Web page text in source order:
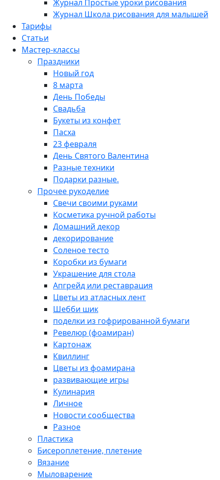
Журнал Простые уроки рисования
Журнал Школа рисования для малышей
Тарифы
Статьи
Мастер-классы
Праздники
Новый год
8 марта
День Победы
Свадьба
Букеты из конфет
Пасха
23 февраля
День Святого Валентина
Разные техники
Подарки разные.
Прочее рукоделие
Свечи своими руками
Косметика ручной работы
Домашний декор
декорирование
Соленое тесто
Коробки из бумаги
Украшение для стола
Апгрейд или реставрация
Цветы из атласных лент
Шебби шик
поделки из гофрированной бумаги
Ревелюр (фоамиран)
Картонаж
Квиллинг
Цветы из фоамирана
развивающие игры
Кулинария
Личное
Новости сообщества
Разное
Пластика
Бисероплетение, плетение
Вязание
Мыловарение